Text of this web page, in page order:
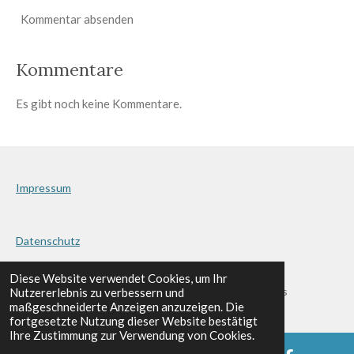
Diese Website verwendet Cookies, um Ihr
Nutzererlebnis zu verbessern und
maßgeschneiderte Anzeigen anzuzeigen. Die
fortgesetzte Nutzung dieser Website bestätigt
Ihre Zustimmung zur Verwendung von Cookies.
Kommentar absenden
Kommentare
Es gibt noch keine Kommentare.
Impressum
Datenschutz
KONTAKT & BUCHUNG: Wilhelm Jakob
© 2022 - 2023 Dudelsackband Erft Area Pipes & Drums